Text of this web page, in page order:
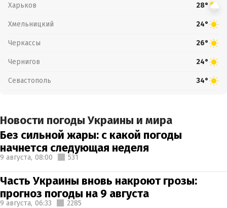
Харьков 28°
Хмельницкий 24°
Черкассы 26°
Чернигов 24°
Севастополь 34°
Новости погоды Украины и мира
Без сильной жары: с какой погоды
начнется следующая неделя
9 августа, 08:00 531
Часть Украины вновь накроют грозы:
прогноз погоды на 9 августа
9 августа, 06:33 2285